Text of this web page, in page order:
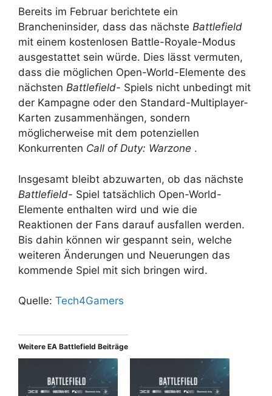
Bereits im Februar berichtete ein
Brancheninsider, dass das nächste Battlefield
mit einem kostenlosen Battle-Royale-Modus
ausgestattet sein würde. Dies lässt vermuten,
dass die möglichen Open-World-Elemente des
nächsten Battlefield- Spiels nicht unbedingt mit
der Kampagne oder den Standard-Multiplayer-
Karten zusammenhängen, sondern
möglicherweise mit dem potenziellen
Konkurrenten Call of Duty: Warzone .
Insgesamt bleibt abzuwarten, ob das nächste
Battlefield- Spiel tatsächlich Open-World-
Elemente enthalten wird und wie die
Reaktionen der Fans darauf ausfallen werden.
Bis dahin können wir gespannt sein, welche
weiteren Änderungen und Neuerungen das
kommende Spiel mit sich bringen wird.
Quelle: Tech4Gamers
Weitere EA Battlefield Beiträge